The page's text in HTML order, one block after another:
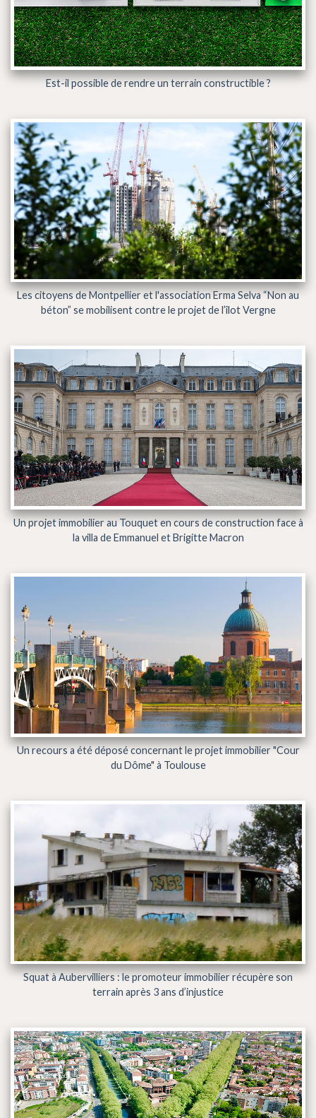
Est-il possible de rendre un terrain constructible ?
Les citoyens de Montpellier et l'association Erma Selva “Non au
béton” se mobilisent contre le projet de l’îlot Vergne
Un projet immobilier au Touquet en cours de construction face à
la villa de Emmanuel et Brigitte Macron
Un recours a été déposé concernant le projet immobilier "Cour
du Dôme" à Toulouse
Squat à Aubervilliers : le promoteur immobilier récupère son
terrain après 3 ans d’injustice